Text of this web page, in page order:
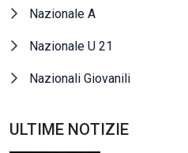
Nazionale A
Nazionale U 21
Nazionali Giovanili
ULTIME NOTIZIE